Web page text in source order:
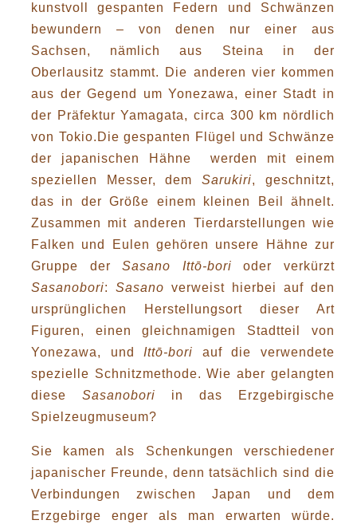
kunstvoll gespanten Federn und Schwänzen
bewundern – von denen nur einer aus
Sachsen, nämlich aus Steina in der
Oberlausitz stammt. Die anderen vier kommen
aus der Gegend um Yonezawa, einer Stadt in
der Präfektur Yamagata, circa 300 km nördlich
von Tokio.Die gespanten Flügel und Schwänze
der japanischen Hähne werden mit einem
speziellen Messer, demSarukiri, geschnitzt,
das in der Größe einem kleinen Beil ähnelt.
Zusammen mit anderen Tierdarstellungen wie
Falken und Eulen gehören unsere Hähne zur
Gruppe derSasano Ittō-bori oder verkürzt
Sasanobori: Sasano verweist hierbei auf den
ursprünglichen Herstellungsort dieser Art
Figuren, einen gleichnamigen Stadtteil von
Yonezawa, und Ittō-bori auf die verwendete
spezielle Schnitzmethode. Wie aber gelangten
diese Sasanobori in das Erzgebirgische
Spielzeugmuseum?
Sie kamen als Schenkungen verschiedener
japanischer Freunde, denn tatsächlich sind die
Verbindungen zwischen Japan und dem
Erzgebirge enger als man erwarten würde.